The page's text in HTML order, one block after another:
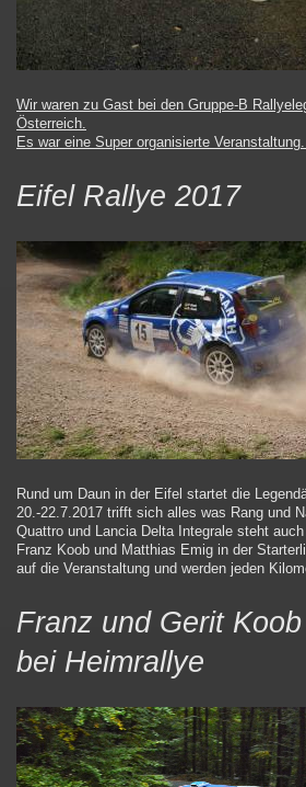
Wir waren zu Gast bei den Gruppe-B
Österreich.
Es war eine Super organisierte
Eifel Rallye 2017
Rund um Daun in der Eifel startet die
20.-22.7.2017 trifft sich alles was Rang und
Quattro und Lancia Delta Integrale steht
Franz Koob und Matthias Emig in der
auf die Veranstaltung und werden jeden
Franz und Gerit
bei Heimrallye